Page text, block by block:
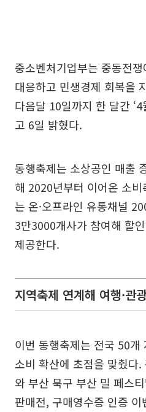
중소벤처기업부는 중동전
대응하고 민생경제 회복을
다음달 10일까지 한 달간
고 6일 밝혔다.
동행축제는 소상공인 매출
해 2020년부터 이어온 소
는 온·오프라인 유통채널
3만3000개사가 참여해 할
제공한다.
지역축제 연계해 여행·관
이번 동행축제는 전국 50개
소비 확산에 초점을 맞췄다
와 부산 북구 부산 밀 페스
판매전, 구매영수증 인증